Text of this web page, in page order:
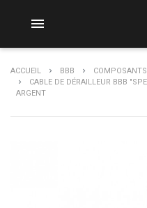

ACCUEIL BBB COMPOSANTS
CABLE DE DÉRAILLEUR BBB
ARGENT